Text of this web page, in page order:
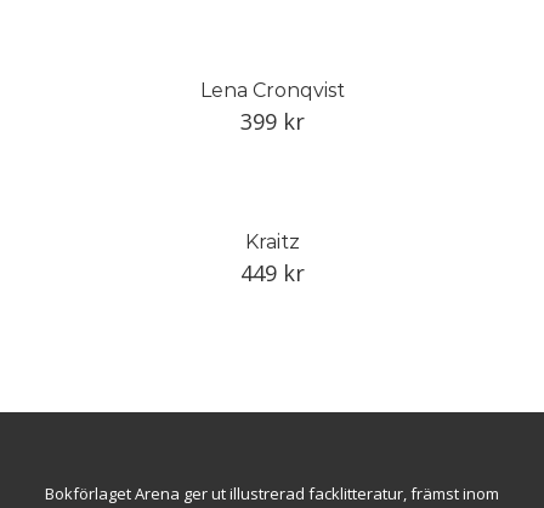
Lena Cronqvist
399 kr
Kraitz
449 kr
Bokförlaget Arena ger ut illustrerad facklitteratur, främst inom